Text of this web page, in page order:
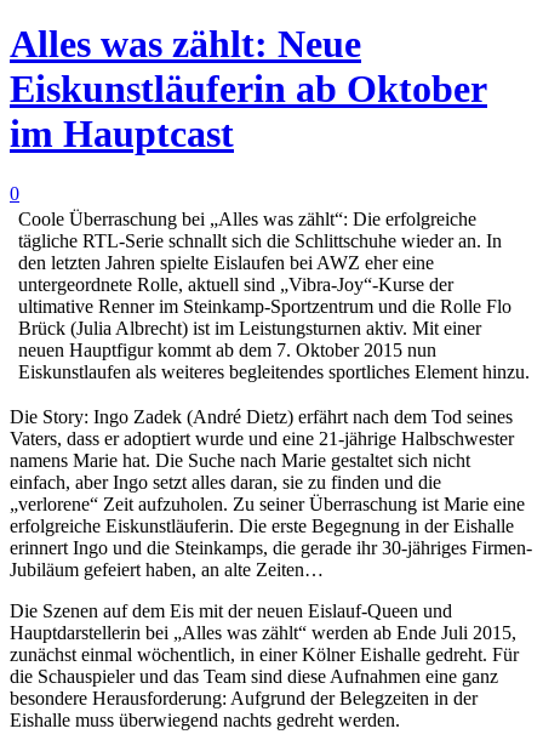
Alles was zählt: Neue
Eiskunstläuferin ab Oktober
im Hauptcast
0
Coole Überraschung bei „Alles was zählt“: Die erfolgreiche
tägliche RTL-Serie schnallt sich die Schlittschuhe wieder an. In
den letzten Jahren spielte Eislaufen bei AWZ eher eine
untergeordnete Rolle, aktuell sind „Vibra-Joy“-Kurse der
ultimative Renner im Steinkamp-Sportzentrum und die Rolle Flo
Brück (Julia Albrecht) ist im Leistungsturnen aktiv. Mit einer
neuen Hauptfigur kommt ab dem 7. Oktober 2015 nun
Eiskunstlaufen als weiteres begleitendes sportliches Element hinzu.
Die Story: Ingo Zadek (André Dietz) erfährt nach dem Tod seines
Vaters, dass er adoptiert wurde und eine 21-jährige Halbschwester
namens Marie hat. Die Suche nach Marie gestaltet sich nicht
einfach, aber Ingo setzt alles daran, sie zu finden und die
„verlorene“ Zeit aufzuholen. Zu seiner Überraschung ist Marie eine
erfolgreiche Eiskunstläuferin. Die erste Begegnung in der Eishalle
erinnert Ingo und die Steinkamps, die gerade ihr 30-jähriges Firmen-
Jubiläum gefeiert haben, an alte Zeiten…
Die Szenen auf dem Eis mit der neuen Eislauf-Queen und
Hauptdarstellerin bei „Alles was zählt“ werden ab Ende Juli 2015,
zunächst einmal wöchentlich, in einer Kölner Eishalle gedreht. Für
die Schauspieler und das Team sind diese Aufnahmen eine ganz
besondere Herausforderung: Aufgrund der Belegzeiten in der
Eishalle muss überwiegend nachts gedreht werden.